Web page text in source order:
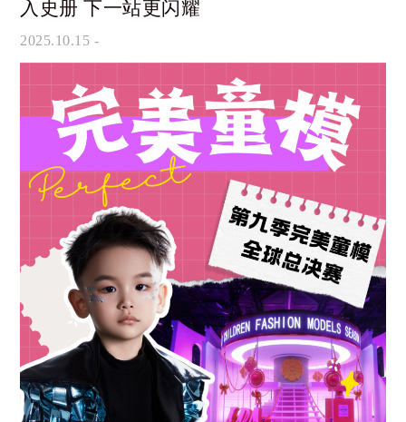
入史册 下一站更闪耀
2025.10.15 -